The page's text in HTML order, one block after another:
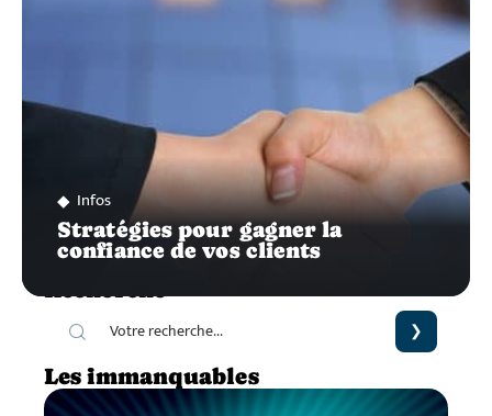
Infos
Stratégies pour gagner la
confiance de vos clients
Recherche
Les immanquables